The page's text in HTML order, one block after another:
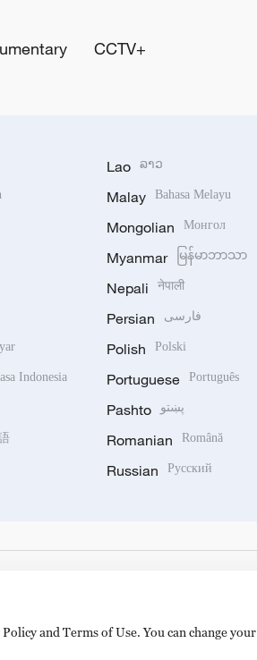
CCTV+
Indonesia
Lao ລາວ
Malay Bahasa Melayu
Mongolian Монгол
Myanmar မြန်မာဘာသာ
Nepali नेपाली
Persian فارسی
Polish Polski
Portuguese Português
Pashto پښتو
Romanian Română
Russian Русский
and Terms of Use. You can change your